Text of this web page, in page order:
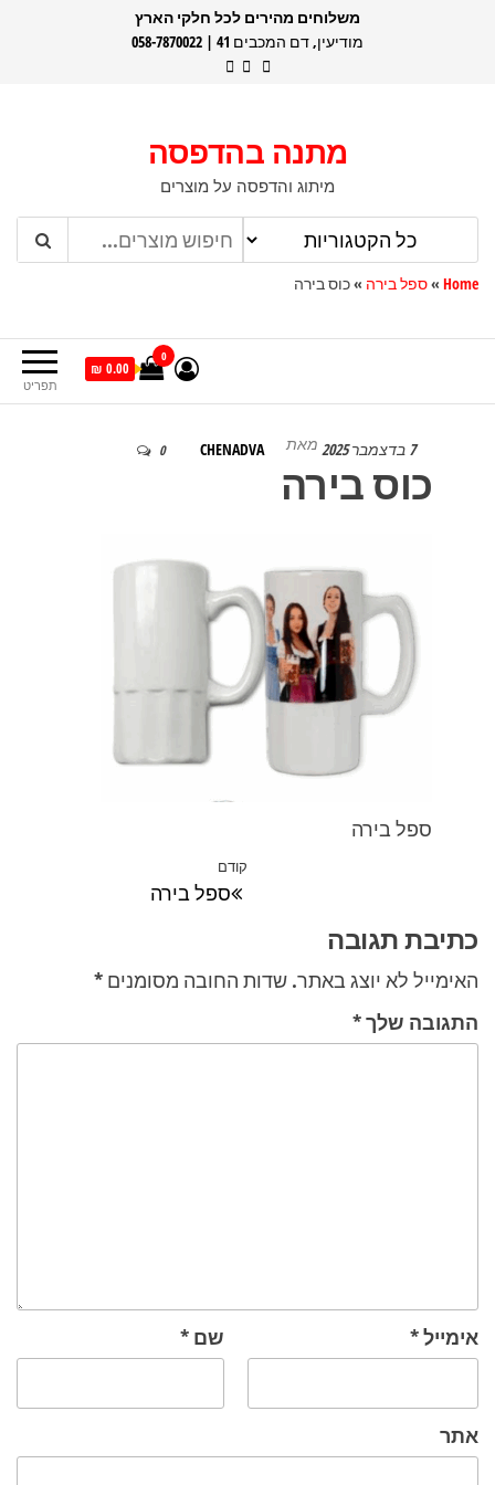
משלוחים מהירים לכל חלקי הארץ
מודיעין, דם המכבים 41 | 058-7870022
מתנה בהדפסה
מיתוג והדפסה על מוצרים
Home
»ספל בירה »כוס בירה
תפריט
0
0.00 ₪
7 בדצמבר 2025 מאת CHENADVA
0
כוס בירה
ספל בירה
הפוסט
הקודם
קודם
ספל בירה
כתיבת תגובה
האימייל לא יוצג באתר. שדות החובה מסומנים *
התגובה שלך*
שם * אימייל*
אתר